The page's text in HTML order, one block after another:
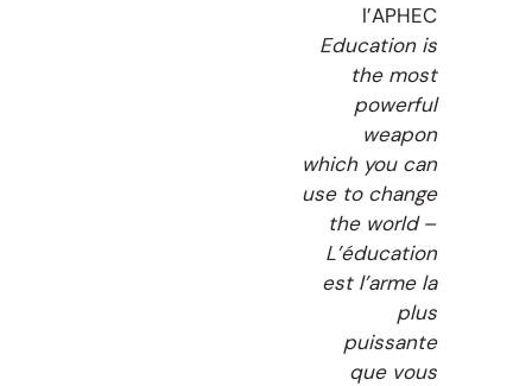
l’APHEC
Education is
the most
powerful
weapon
which you can
use to change
the world–
L’éducation
est l’arme la
plus
puissante
que vous